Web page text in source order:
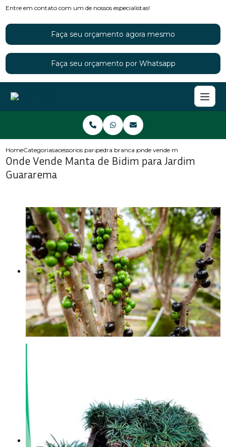
Entre em contato com um de nossos especialistas!
Faça seu orçamento agora mesmo
Faça seu orçamento por Whatsapp
HomeCategoriasacessorios para jardinspedra branca para jardimonde vende manta de bidim
Onde Vende Manta de Bidim para Jardim
Guararema